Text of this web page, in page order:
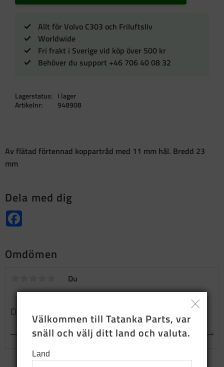
Allt för Volvo C303 och Friluftsliv
Worldwide
Fri frakt i Sverige vid köp över 500 kr
Behöver du support +46 706 40 08 32
Lagerstatus
I lager
Artikelnr
948908
Av flätad förtennad koppartråd med 11 mm hål. Bredd 23
mm
Dela med dig
Omdömen
Du
Välkommen till Tatanka Parts, var
snäll och välj ditt land och valuta.
Land